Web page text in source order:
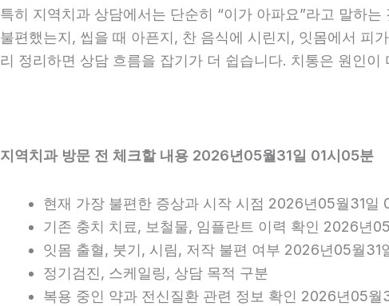
특히 지역치과 상담에서는 단순히 “이가 아파요”라고 말하
불편했는지, 씹을 때 아픈지, 찬 음식에 시린지, 잇몸에서 피
리 정리하면 상담 흐름을 잡기가 더 쉽습니다. 치통은 원인
지역치과 방문 전 체크할 내용 2026년05월31일 01시05분
현재 가장 불편한 증상과 시작 시점 2026년05월31일
기존 충치 치료, 보철물, 임플란트 이력 확인 2026년
잇몸 출혈, 붓기, 시림, 저작 불편 여부 2026년05월31
정기검진, 스케일링, 상담 목적 구분
복용 중인 약과 전신질환 관련 정보 확인 2026년05월